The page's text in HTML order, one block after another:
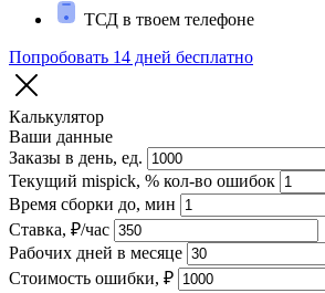
ТСД в твоем телефоне
Попробовать 14 дней бесплатно
Калькулятор
Ваши данные
Заказы в день, ед.
Текущий mispick, % кол-во ошибок
Время сборки до, мин
Ставка, ₽/час
Рабочих дней в месяце
Стоимость ошибки, ₽